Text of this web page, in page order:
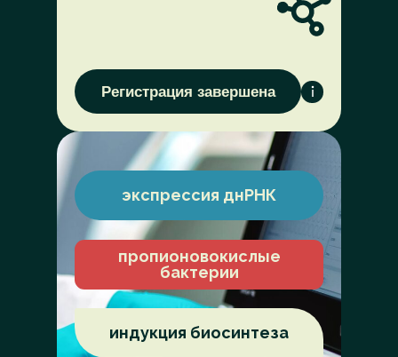
Регистрация завершена
экспрессия днРНК
пропионовокислые
бактерии
индукция биосинтеза